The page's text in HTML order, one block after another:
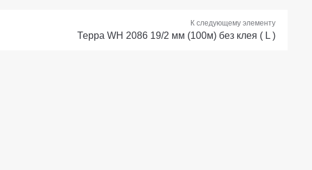
К следующему элементу
Терра WH 2086 19/2 мм (100м) без клея ( L )